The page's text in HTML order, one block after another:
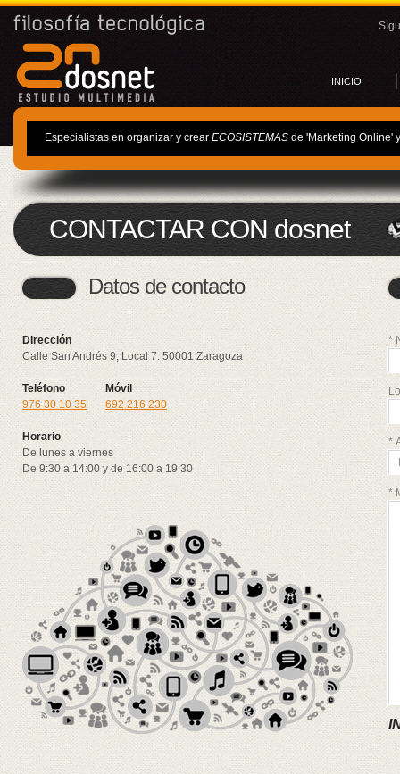
INICIO
Especialistas en organizar y crear ECOSISTEMAS de 'Marketing Online'
CONTACTAR CON dosnet
Datos de contacto
Dirección
Calle San Andrés 9, Local 7. 50001 Zaragoza
Teléfono
Móvil
976 30 10 35
692 216 230
Horario
De lunes a viernes
De 9:30 a 14:00 y de 16:00 a 19:30
*
*
*